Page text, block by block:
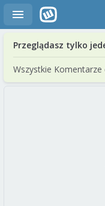
Przeglądasz tylko
Wszystkie